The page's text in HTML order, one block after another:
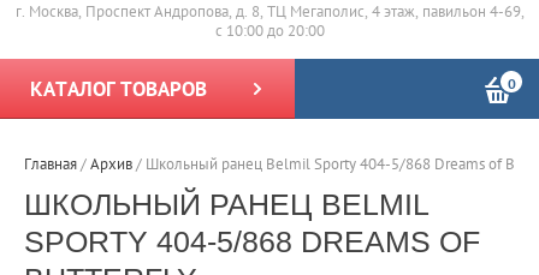
г. Москва, Проспект Андропова, д. 8, ТЦ Мегаполис, 4 этаж, павильон 4-69,
с 10:00 до 20:00
КАТАЛОГ ТОВАРОВ 0
Главная/Архив/ Школьный ранец Belmil Sporty 404-5/868 Dreams of
ШКОЛЬНЫЙ РАНЕЦ BELMIL
SPORTY 404-5/868 DREAMS OF